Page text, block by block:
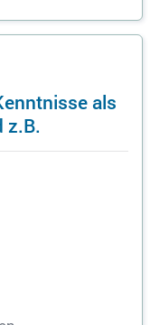
als
z.B.